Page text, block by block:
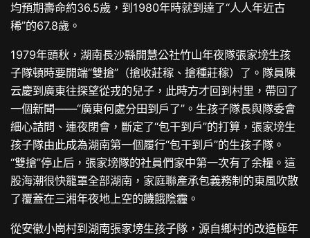
均預期壽命約36.5歲，到1980年時就到達了“人人年近古
稀”的67.8歲。
1979年頭秋，湖南長沙縣開慧公社竹山年夜隊張家塝生孩
子隊頓時要開端“雙搶”（搶收莊稼、搶種莊稼）了。隊員陳
云慶到廣東往探望從戎的兒子，此時方才回到村里，帶回了
一個新聞——“廣東何處分田到戶了”。生孩子隊長與隊委會
細心詰問、連夜閉會，斷定了“包干到戶”的打算，張家塝生
孩子隊由此成為湖南第一個履行“包干到戶”的生孩子隊。
“雙搶”停止后，張家塝隊的社員們家中第一次有了余糧。這
股海潮很快籠罩全部湖南，家庭聯產承包義務制的東風吹散
了覆蓋在三湘年夜地上空的饑餓陰霾。
從安徽小崗村到湖南張家塝生孩子隊，源自鄉村的改造極年